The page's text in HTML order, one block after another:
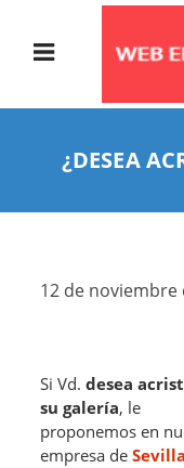
¿DESEA
12 de noviembre
Si Vd.desea
su galería, le
proponemos en
empresa deSevilla